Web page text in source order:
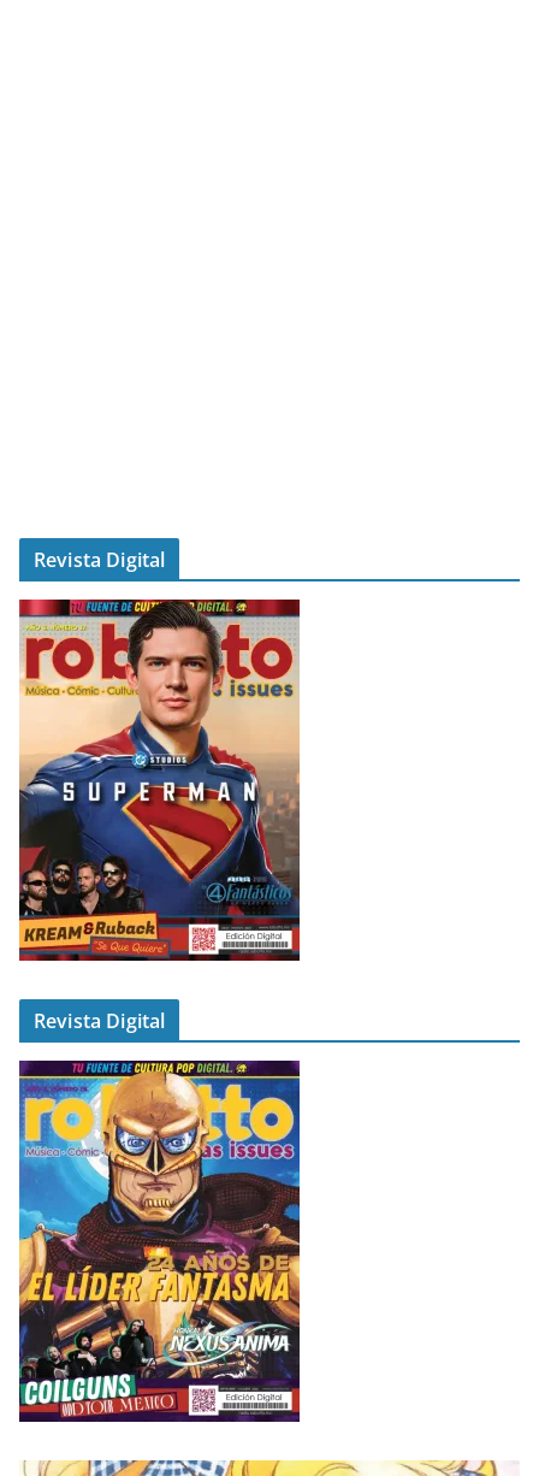
Revista Digital
Revista Digital